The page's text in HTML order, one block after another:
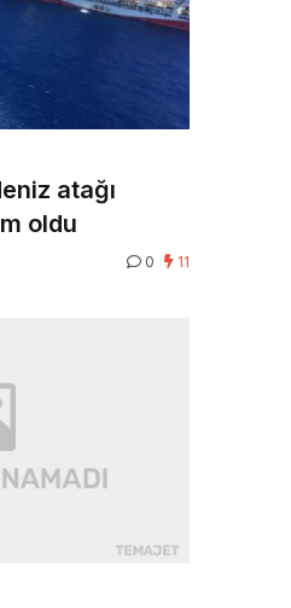
atağı
oldu
0 11